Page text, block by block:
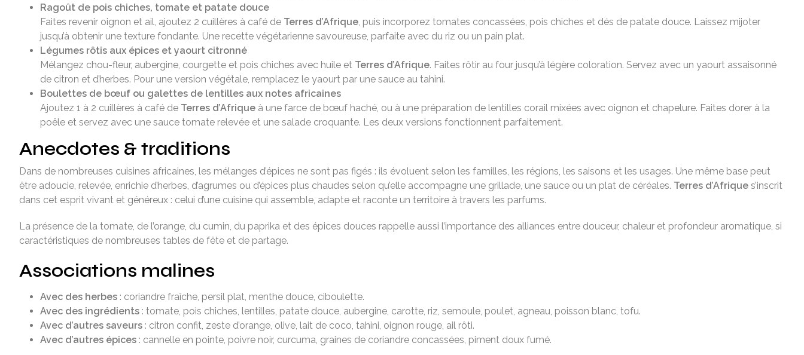
Ragoût de pois chiches, tomate et patate douce
Faites revenir oignon et ail, ajoutez 2 cuillères à café de Terres d’Afrique, puis incorporez tomates concassées, pois chiches et dés de patate douce. Laissez mijoter
jusqu’à obtenir une texture fondante. Une recette végétarienne savoureuse, parfaite avec du riz ou un pain plat.
Légumes rôtis aux épices et yaourt citronné
Mélangez chou-fleur, aubergine, courgette et pois chiches avec huile et Terres d’Afrique. Faites rôtir au four jusqu’à légère coloration. Servez avec un yaourt assaisonné
de citron et d’herbes. Pour une version végétale, remplacez le yaourt par une sauce au tahini.
Boulettes de bœuf ou galettes de lentilles aux notes africaines
Ajoutez 1 à 2 cuillères à café de Terres d’Afrique à une farce de bœuf haché, ou à une préparation de lentilles corail mixées avec oignon et chapelure. Faites dorer à la
poêle et servez avec une sauce tomate relevée et une salade croquante. Les deux versions fonctionnent parfaitement.
Anecdotes & traditions
Dans de nombreuses cuisines africaines, les mélanges d’épices ne sont pas figés : ils évoluent selon les familles, les régions, les saisons et les usages. Une même base peut
être adoucie, relevée, enrichie d’herbes, d’agrumes ou d’épices plus chaudes selon qu’elle accompagne une grillade, une sauce ou un plat de céréales. Terres d’Afrique s’inscrit
dans cet esprit vivant et généreux : celui d’une cuisine qui assemble, adapte et raconte un territoire à travers les parfums.
La présence de la tomate, de l’orange, du cumin, du paprika et des épices douces rappelle aussi l’importance des alliances entre douceur, chaleur et profondeur aromatique, si
caractéristiques de nombreuses tables de fête et de partage.
Associations malines
Avec des herbes : coriandre fraîche, persil plat, menthe douce, ciboulette.
Avec des ingrédients : tomate, pois chiches, lentilles, patate douce, aubergine, carotte, riz, semoule, poulet, agneau, poisson blanc, tofu.
Avec d’autres saveurs : citron confit, zeste d’orange, olive, lait de coco, tahini, oignon rouge, ail rôti.
Avec d’autres épices : cannelle en pointe, poivre noir, curcuma, graines de coriandre concassées, piment doux fumé.